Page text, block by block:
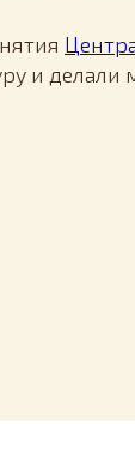
и делали